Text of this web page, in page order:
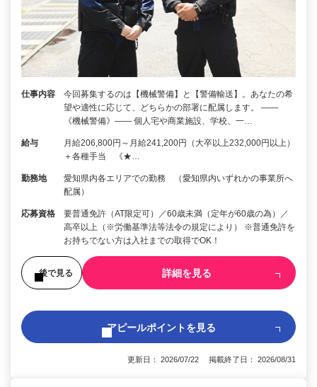
仕事内容
今回募集するのは【機械警備】と【警備輸送】。あなたの希
望や適性に応じて、どちらかの部署に配属します。 ――
《機械警備》―― 個人宅や商業施設、学校、一…
給与
月給206,800円～月給241,200円（大卒以上232,000円以上）
＋各種手当 《★…
勤務地
愛知県内各エリアでの勤務 （愛知県内いずれかの事業所へ
配属）
応募資格
要普通免許（AT限定可）／60歳未満（定年が60歳の為）／
高卒以上（※労働基準法等法令の規定により） ※普通免許を
お持ちでない方は入社までの取得でOK！
後で見る 詳細を見る
アピールポイントを見る
更新日： 2026/07/22 掲載終了日： 2026/08/31